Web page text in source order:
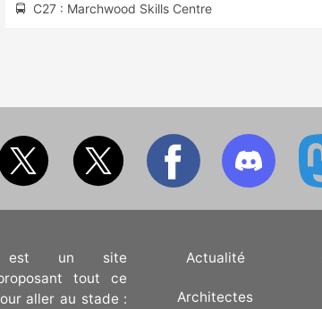
🚍 C27 : Marchwood Skills Centre
est un site
tout ce
aller au stade :
Actualité
Architectes